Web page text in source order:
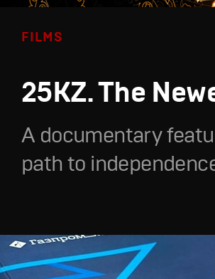
FILMS
25KZ. The
A documentary
path to